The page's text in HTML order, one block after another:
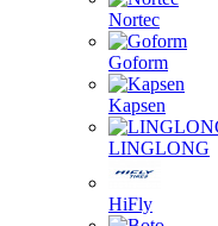
Nortec
Goform
Kapsen
LINGLONG
HiFly